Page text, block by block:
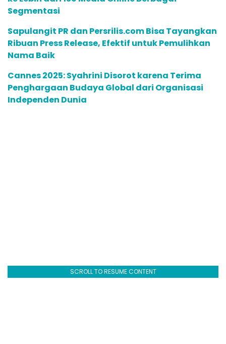
Segmentasi
Sapulangit PR dan Persrilis.com Bisa Tayangkan
Ribuan Press Release, Efektif untuk Pemulihkan
Nama Baik
Cannes 2025: Syahrini Disorot karena Terima
Penghargaan Budaya Global dari Organisasi
Independen Dunia
SCROLL TO RESUME CONTENT